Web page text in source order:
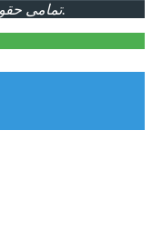
© تمامی حقوق مطالب برای این سایت محفوظ است.